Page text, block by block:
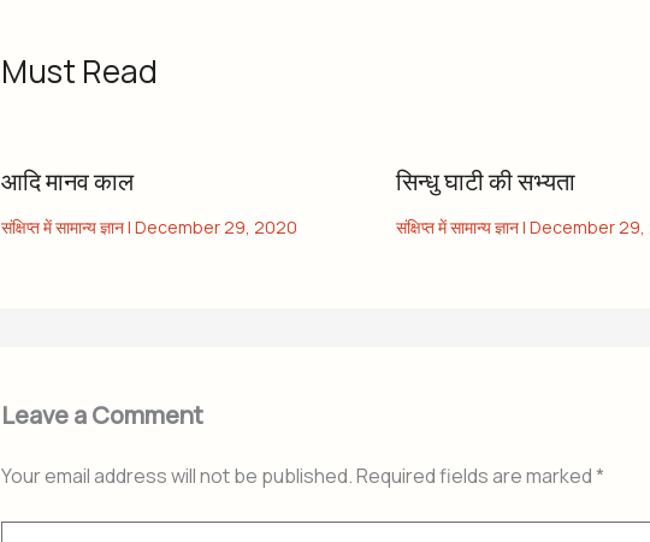
Must Read
आदि मानव काल
संक्षिप्त में सामान्य ज्ञान| December 29, 2020
सिन्धु घाटी की सभ्यता
संक्षिप्त में सामान्य ज्ञान| December 29,
Leave a Comment
Your email address will not be published.Required fields are marked*